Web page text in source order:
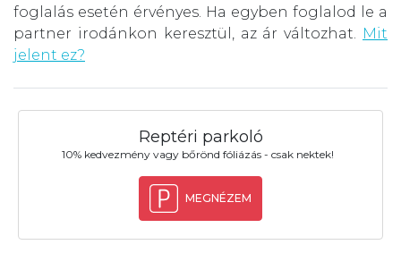
foglalás esetén érvényes. Ha egyben foglalod le a
partner irodánkon keresztül, az ár változhat.
Mit
jelent ez?
Reptéri parkoló
10% kedvezmény vagy bőrönd fóliázás - csak nektek!
MEGNÉZEM